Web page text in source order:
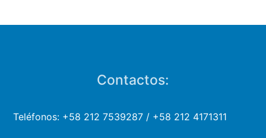
Contactos:
Teléfonos: +58 212 7539287 / +58 212 4171311